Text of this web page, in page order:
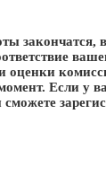
Если у